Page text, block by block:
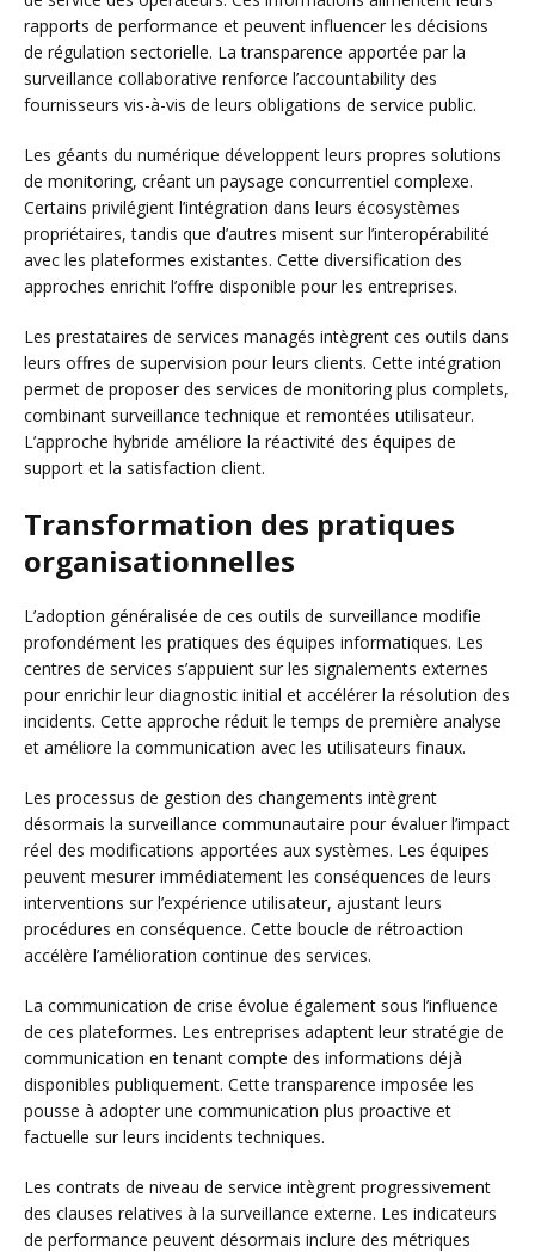
rapports de performance et peuvent influencer les décisions
de régulation sectorielle. La transparence apportée par la
surveillance collaborative renforce l’accountability des
fournisseurs vis-à-vis de leurs obligations de service public.
Les géants du numérique développent leurs propres solutions
de monitoring, créant un paysage concurrentiel complexe.
Certains privilégient l’intégration dans leurs écosystèmes
propriétaires, tandis que d’autres misent sur l’interopérabilité
avec les plateformes existantes. Cette diversification des
approches enrichit l’offre disponible pour les entreprises.
Les prestataires de services managés intègrent ces outils dans
leurs offres de supervision pour leurs clients. Cette intégration
permet de proposer des services de monitoring plus complets,
combinant surveillance technique et remontées utilisateur.
L’approche hybride améliore la réactivité des équipes de
support et la satisfaction client.
Transformation des pratiques
organisationnelles
L’adoption généralisée de ces outils de surveillance modifie
profondément les pratiques des équipes informatiques. Les
centres de services s’appuient sur les signalements externes
pour enrichir leur diagnostic initial et accélérer la résolution des
incidents. Cette approche réduit le temps de première analyse
et améliore la communication avec les utilisateurs finaux.
Les processus de gestion des changements intègrent
désormais la surveillance communautaire pour évaluer l’impact
réel des modifications apportées aux systèmes. Les équipes
peuvent mesurer immédiatement les conséquences de leurs
interventions sur l’expérience utilisateur, ajustant leurs
procédures en conséquence. Cette boucle de rétroaction
accélère l’amélioration continue des services.
La communication de crise évolue également sous l’influence
de ces plateformes. Les entreprises adaptent leur stratégie de
communication en tenant compte des informations déjà
disponibles publiquement. Cette transparence imposée les
pousse à adopter une communication plus proactive et
factuelle sur leurs incidents techniques.
Les contrats de niveau de service intègrent progressivement
des clauses relatives à la surveillance externe. Les indicateurs
de performance peuvent désormais inclure des métriques